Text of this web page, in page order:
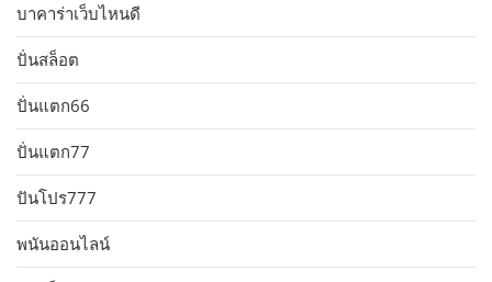
บาคาร่าเว็บไหนดี
ปั่นสล็อต
ปั่นแตก66
ปั่นแตก77
ปันโปร777
พนันออนไลน์